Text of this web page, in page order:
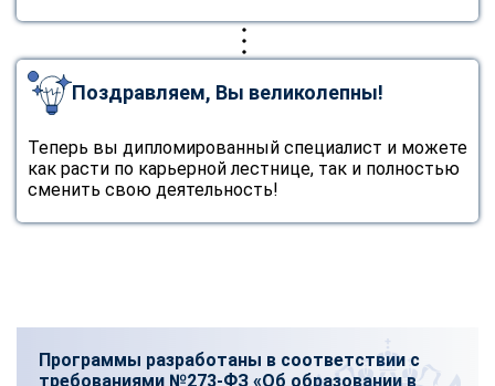
Поздравляем, Вы великолепны!
Теперь вы дипломированный специалист и можете
как расти по карьерной лестнице, так и полностью
сменить свою деятельность!
Программы разработаны в соответствии с
требованиями №273-ФЗ «Об образовании в